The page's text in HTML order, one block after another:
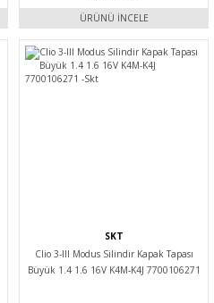
ÜRÜNÜ İNCELE
SKT
Clio 3-III Modus Silindir Kapak Tapası
Büyük 1.4 1.6 16V K4M-K4J 7700106271